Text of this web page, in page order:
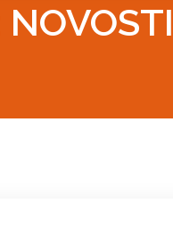
NOVOSTI